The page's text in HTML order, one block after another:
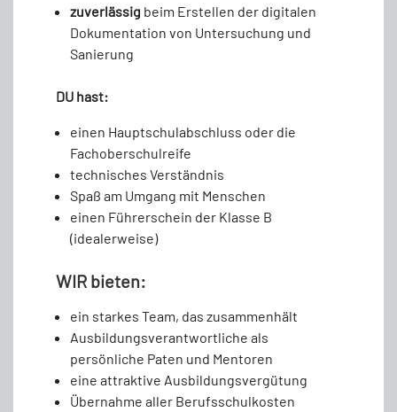
zuverlässig beim Erstellen der digitalen
Dokumentation von Untersuchung und
Sanierung
DU hast:
einen Hauptschulabschluss oder die
Fachoberschulreife
technisches Verständnis
Spaß am Umgang mit Menschen
einen Führerschein der Klasse B
(idealerweise)
WIR bieten:
ein starkes Team, das zusammenhält
Ausbildungsverantwortliche als
persönliche Paten und Mentoren
eine attraktive Ausbildungsvergütung
Übernahme aller Berufsschulkosten